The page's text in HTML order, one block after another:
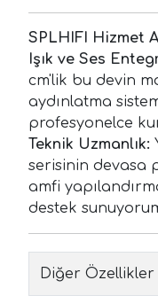
SPLHIFI Hizmet
Işık ve Ses
cm'lik bu devin
aydınlatma
profesyonelce
Teknik Uzmanlık:
serisinin devasa
amfi
destek
Diğer Özellikler